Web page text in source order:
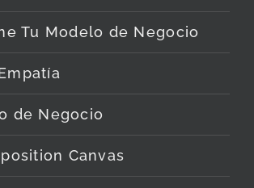
Tu Modelo de Negocio
de Negocio
Canvas